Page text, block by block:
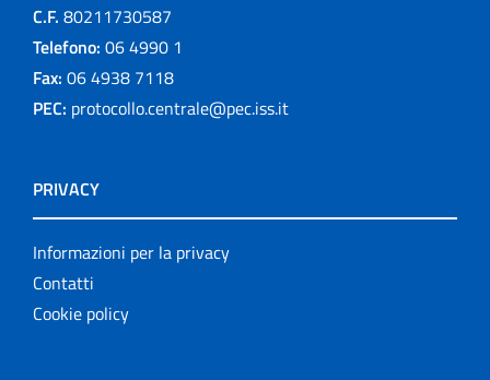
C.F. 80211730587
Telefono: 06 4990 1
Fax: 06 4938 7118
PEC: protocollo.centrale@pec.iss.it
PRIVACY
Informazioni per la privacy
Contatti
Cookie policy